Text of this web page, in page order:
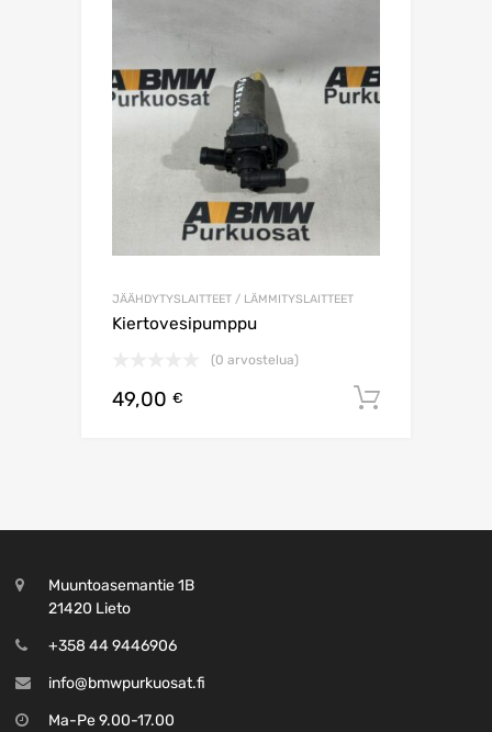
JÄÄHDYTYSLAITTEET / LÄMMITYSLAITTEET
Kiertovesipumppu
(0 arvostelua)
49,00 €
Muuntoasemantie 1B
21420 Lieto
+358 44 9446906
info@bmwpurkuosat.fi
Ma-Pe 9.00-17.00